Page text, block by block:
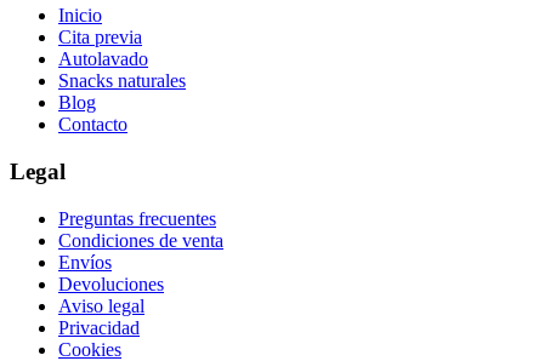
Inicio
Cita previa
Autolavado
Snacks naturales
Blog
Contacto
Legal
Preguntas frecuentes
Condiciones de venta
Envíos
Devoluciones
Aviso legal
Privacidad
Cookies